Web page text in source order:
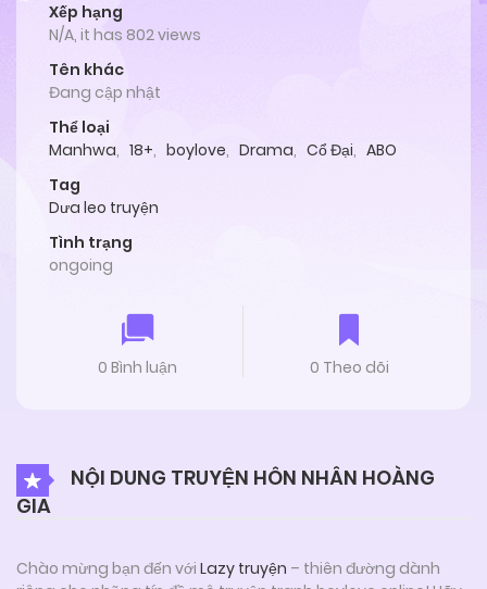
Xếp hạng
N/A, it has 802 views
Tên khác
Đang cập nhật
Thể loại
Manhwa, 18+, boylove, Drama, Cổ Đại, ABO
Tag
Dưa leo truyện
Tình trạng
ongoing
0 Bình luận 0 Theo dõi
NỘI DUNG TRUYỆN HÔN NHÂN HOÀNG
GIA
Chào mừng bạn đến với Lazy truyện – thiên đường dành